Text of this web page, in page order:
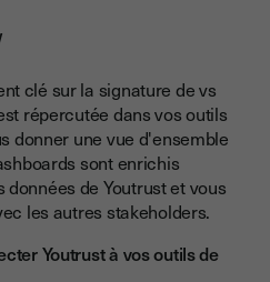
clé sur la signature de vs
répercutée dans vos outils
donner une vue d'ensemble
sont enrichis
de Youtrust et vous
les autres stakeholders.
Youtrust à vos outils de